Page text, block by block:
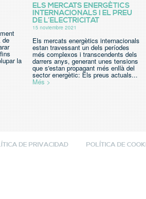
de
la
ELS MERCATS ENERGÈTICS
INTERNACIONALS I EL PREU
DE L’ELECTRICITAT
15 noviembre 2021
Els mercats energètics internacionals
estan travessant un dels períodes
més complexos i transcendents dels
darrers anys, generant unes tensions
que s'estan propagant més enllà del
sector energètic: Els preus actuals...
Més >
DE PRIVACIDAD POLÍTICA DE